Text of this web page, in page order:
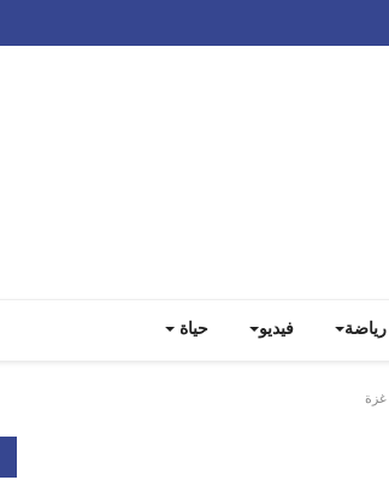
رياضة فيديو حياة